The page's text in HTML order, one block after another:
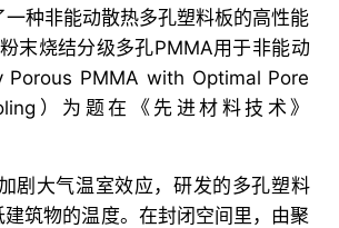
种非能动散热多孔塑料板的高性能
末烧结分级多孔PMMA用于非能动
PMMA with Optimal Pore
）为题在《先进材料技术》
剧大气温室效应，研发的多孔塑料
筑物的温度。在封闭空间里，由聚